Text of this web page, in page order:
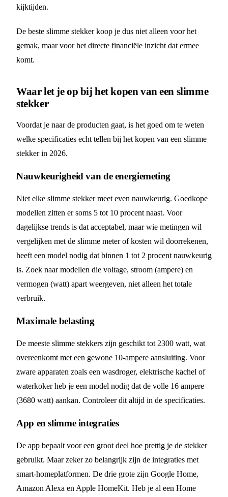
kijktijden.
De beste slimme stekker koop je dus niet alleen voor het
gemak, maar voor het directe financiële inzicht dat ermee
komt.
Waar let je op bij het kopen van een slimme
stekker
Voordat je naar de producten gaat, is het goed om te weten
welke specificaties echt tellen bij het kopen van een slimme
stekker in 2026.
Nauwkeurigheid van de energiemeting
Niet elke slimme stekker meet even nauwkeurig. Goedkope
modellen zitten er soms 5 tot 10 procent naast. Voor
dagelijkse trends is dat acceptabel, maar wie metingen wil
vergelijken met de slimme meter of kosten wil doorrekenen,
heeft een model nodig dat binnen 1 tot 2 procent nauwkeurig
is. Zoek naar modellen die voltage, stroom (ampere) en
vermogen (watt) apart weergeven, niet alleen het totale
verbruik.
Maximale belasting
De meeste slimme stekkers zijn geschikt tot 2300 watt, wat
overeenkomt met een gewone 10-ampere aansluiting. Voor
zware apparaten zoals een wasdroger, elektrische kachel of
waterkoker heb je een model nodig dat de volle 16 ampere
(3680 watt) aankan. Controleer dit altijd in de specificaties.
App en slimme integraties
De app bepaalt voor een groot deel hoe prettig je de stekker
gebruikt. Maar zeker zo belangrijk zijn de integraties met
smart-homeplatformen. De drie grote zijn Google Home,
Amazon Alexa en Apple HomeKit. Heb je al een Home